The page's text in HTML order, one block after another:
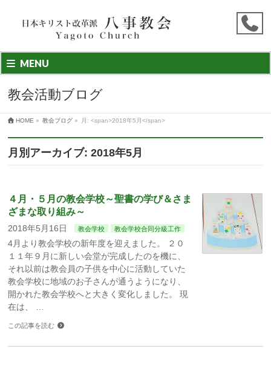
MENU
教会活動ブログ
HOME » 教会ブログ » 月: <span>2018年5月</span>
月別アーカイブ: 2018年5月
４月・５月の教会学校～聖書の学び＆さま
ざまな取り組み～
2018年5月16日 教会学校 教会学校合同分級工作
4月より教会学校の新年度を迎えました。 ２０
１１年９月に新しい会堂が完成したのを機に、
それ以前は教会員の子供を中心に活動していた
教会学校に地域のお子さんが通うようになり、
開かれた教会学校へと大きく変化しました。 現
在は、 …
この記事を読む